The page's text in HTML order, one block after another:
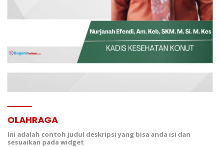
OLAHRAGA
Ini adalah contoh judul deskripsi yang bisa anda isi dan
sesuaikan pada widget